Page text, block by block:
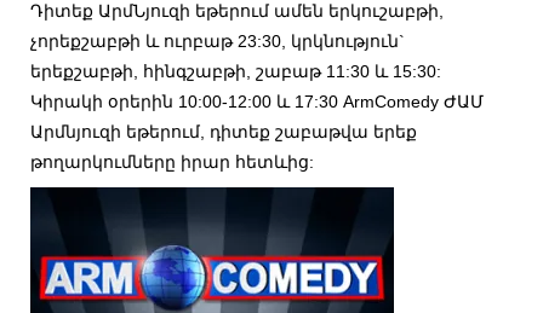
Դիտեք ԱրմՆյուզի եթերում ամեն երկուշաբթի,
չորեքշաբթի և ուրբաթ 23:30, կրկնություն`
երեքշաբթի, հինգշաբթի, շաբաթ 11:30 և 15:30:
Կիրակի օրերին 10:00-12:00 և 17:30 ArmComedy ԺԱՄ
Արմնյուզի եթերում, դիտեք շաբաթվա երեք
թողարկումները իրար հետևից: